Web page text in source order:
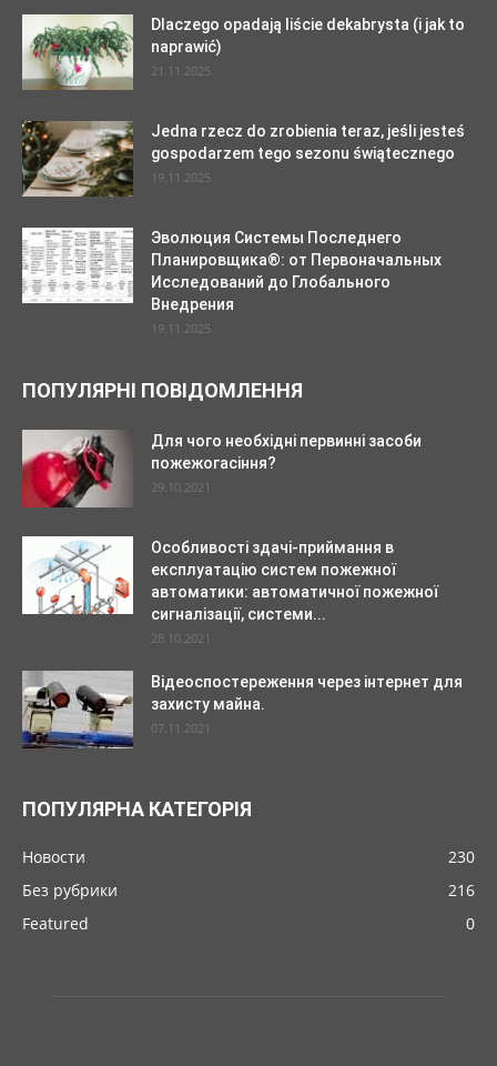
Dlaczego opadają liście dekabrysta (i jak to
naprawić)
21.11.2025
Jedna rzecz do zrobienia teraz, jeśli jesteś
gospodarzem tego sezonu świątecznego
19.11.2025
Эволюция Системы Последнего
Планировщика®: от Первоначальных
Исследований до Глобального
Внедрения
19.11.2025
ПОПУЛЯРНІ ПОВІДОМЛЕННЯ
Для чого необхідні первинні засоби
пожежогасіння?
29.10.2021
Особливості здачі-приймання в
експлуатацію систем пожежної
автоматики: автоматичної пожежної
сигналізації, системи...
28.10.2021
Відеоспостереження через інтернет для
захисту майна.
07.11.2021
ПОПУЛЯРНА КАТЕГОРІЯ
Новости
230
Без рубрики
216
Featured
0